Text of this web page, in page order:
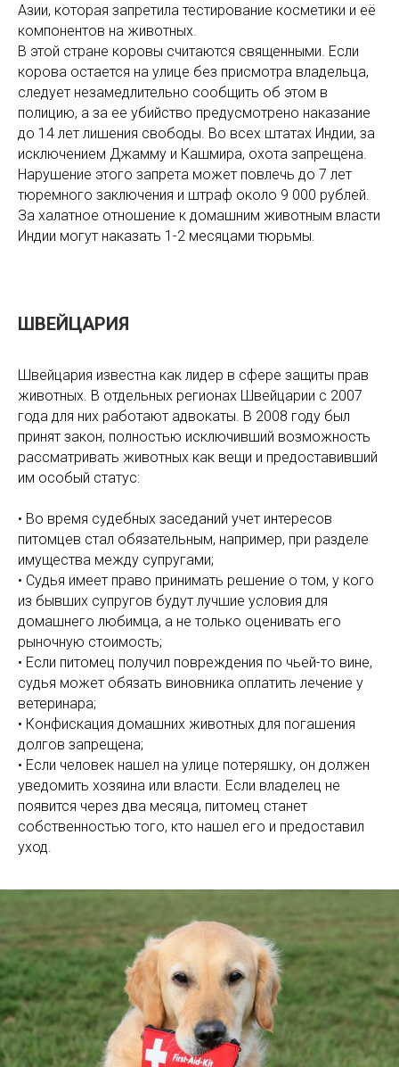
Азии, которая запретила тестирование косметики и её
компонентов на животных.
В этой стране коровы считаются священными. Если
корова остается на улице без присмотра владельца,
следует незамедлительно сообщить об этом в
полицию, а за ее убийство предусмотрено наказание
до 14 лет лишения свободы. Во всех штатах Индии, за
исключением Джамму и Кашмира, охота запрещена.
Нарушение этого запрета может повлечь до 7 лет
тюремного заключения и штраф около 9 000 рублей.
За халатное отношение к домашним животным власти
Индии могут наказать 1-2 месяцами тюрьмы.
ШВЕЙЦАРИЯ
Швейцария известна как лидер в сфере защиты прав
животных. В отдельных регионах Швейцарии с 2007
года для них работают адвокаты. В 2008 году был
принят закон, полностью исключивший возможность
рассматривать животных как вещи и предоставивший
им особый статус:
• Во время судебных заседаний учет интересов
питомцев стал обязательным, например, при разделе
имущества между супругами;
• Судья имеет право принимать решение о том, у кого
из бывших супругов будут лучшие условия для
домашнего любимца, а не только оценивать его
рыночную стоимость;
• Если питомец получил повреждения по чьей-то вине,
судья может обязать виновника оплатить лечение у
ветеринара;
• Конфискация домашних животных для погашения
долгов запрещена;
• Если человек нашел на улице потеряшку, он должен
уведомить хозяина или власти. Если владелец не
появится через два месяца, питомец станет
собственностью того, кто нашел его и предоставил
уход.